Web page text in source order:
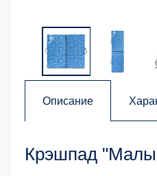
Описание
Крэшпад